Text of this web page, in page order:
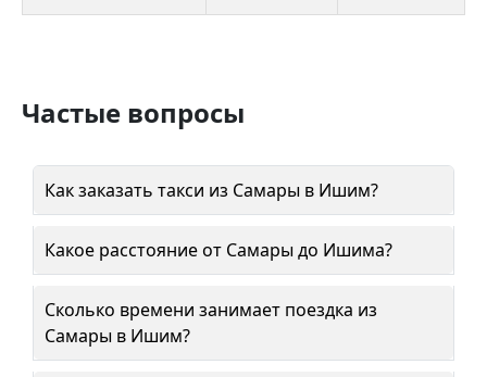
Частые вопросы
Как заказать такси из Самары в Ишим?
Какое расстояние от Самары до Ишима?
Сколько времени занимает поездка из
Самары в Ишим?